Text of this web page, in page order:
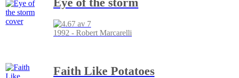
1992 - Robert Marcarelli
Faith Like Potatoes